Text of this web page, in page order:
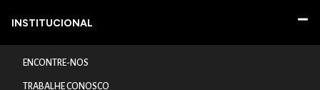
INSTITUCIONAL
ENCONTRE-NOS
TRABALHE CONOSCO